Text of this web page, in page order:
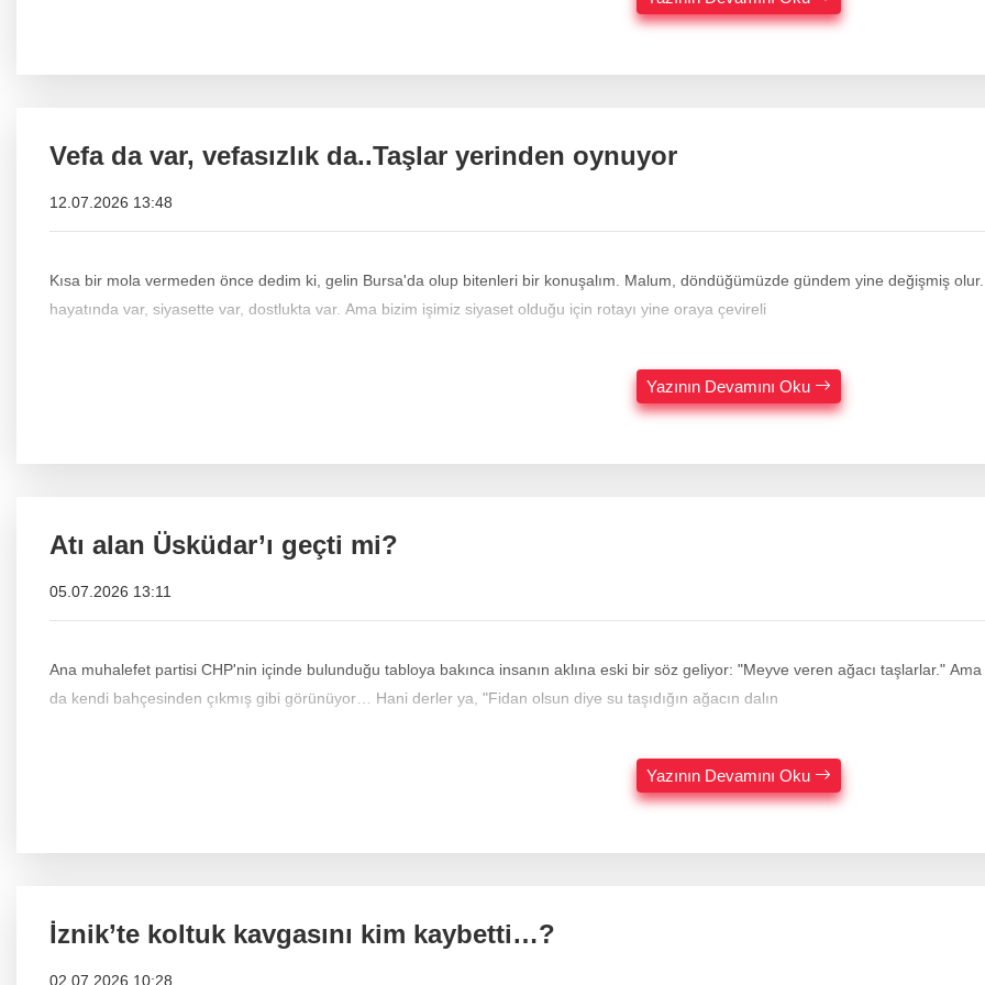
Vefa da var, vefasızlık da..Taşlar yerinden oynuyor
12.07.2026 13:48
Kısa bir mola vermeden önce dedim ki, gelin Bursa'da olup bitenleri bir konuşalım. Malum, döndüğümüzde gündem yine değişmiş olur. Geçtiğimiz günlerde vefayı da konuştuk, vefasızlığı da...
hayatında var, siyasette var, dostlukta var. Ama bizim işimiz siyaset olduğu için rotayı yine oraya çevireli
Yazının Devamını Oku
Atı alan Üsküdar’ı geçti mi?
05.07.2026 13:11
Ana muhalefet partisi CHP'nin içinde bulunduğu tabloya bakınca insanın aklına eski bir söz geliyor: "Meyve veren ağacı taşlarlar."
da kendi bahçesinden çıkmış gibi görünüyor… Hani derler ya, "Fidan olsun diye su taşıdığın ağacın dalın
Yazının Devamını Oku
İznik’te koltuk kavgasını kim kaybetti…?
02.07.2026 10:28